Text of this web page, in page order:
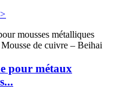
>
pour métaux